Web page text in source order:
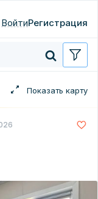
ВойтиРегистрация
кнопку, вы даете
на обработку
данных